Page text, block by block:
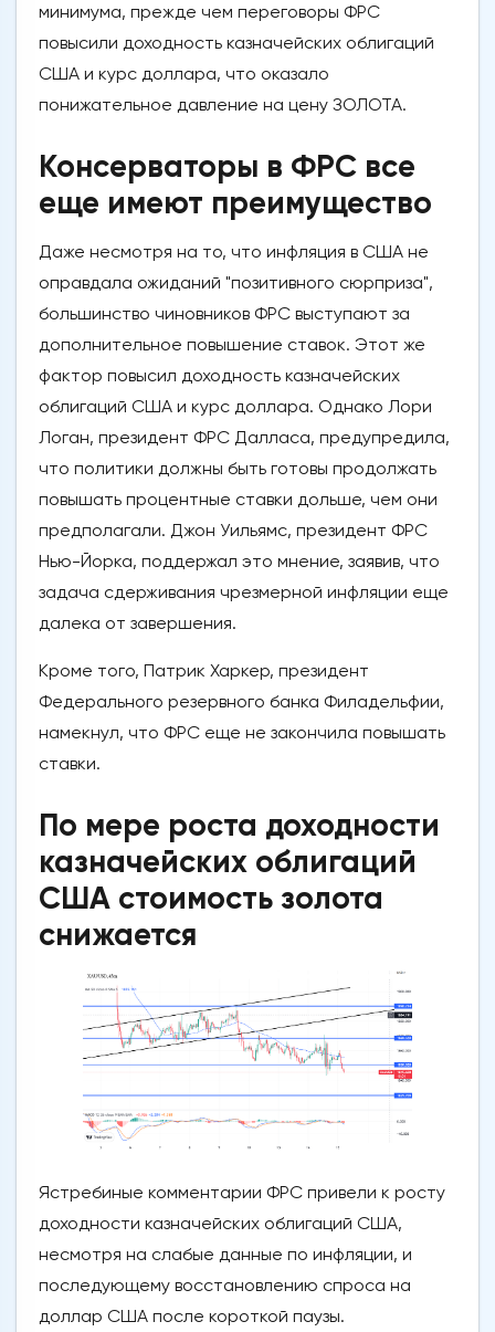
минимума, прежде чем переговоры ФРС
повысили доходность казначейских облигаций
США и курс доллара, что оказало
понижательное давление на цену ЗОЛОТА.
Консерваторы в ФРС все
еще имеют преимущество
Даже несмотря на то, что инфляция в США не
оправдала ожиданий "позитивного сюрприза",
большинство чиновников ФРС выступают за
дополнительное повышение ставок. Этот же
фактор повысил доходность казначейских
облигаций США и курс доллара. Однако Лори
Логан, президент ФРС Далласа, предупредила,
что политики должны быть готовы продолжать
повышать процентные ставки дольше, чем они
предполагали. Джон Уильямс, президент ФРС
Нью-Йорка, поддержал это мнение, заявив, что
задача сдерживания чрезмерной инфляции еще
далека от завершения.
Кроме того, Патрик Харкер, президент
Федерального резервного банка Филадельфии,
намекнул, что ФРС еще не закончила повышать
ставки.
По мере роста доходности
казначейских облигаций
США стоимость золота
снижается
Ястребиные комментарии ФРС привели к росту
доходности казначейских облигаций США,
несмотря на слабые данные по инфляции, и
последующему восстановлению спроса на
доллар США после короткой паузы.